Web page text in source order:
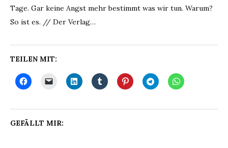
Tage. Gar keine Angst mehr bestimmt was wir tun. Warum?
So ist es. // Der Verlag…
TEILEN MIT:
GEFÄLLT MIR: